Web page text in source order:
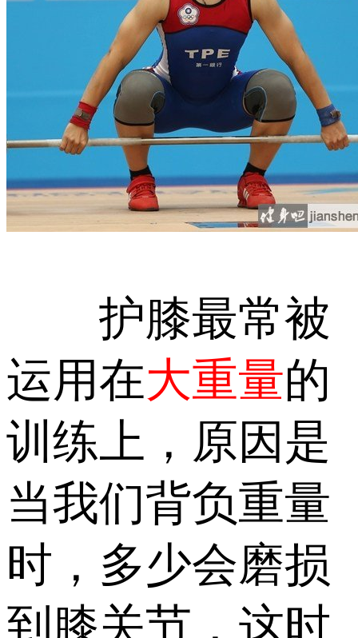
护膝最常被
运用在大重量的
训练上，原因是
当我们背负重量
时，多少会磨损
到膝关节，这时